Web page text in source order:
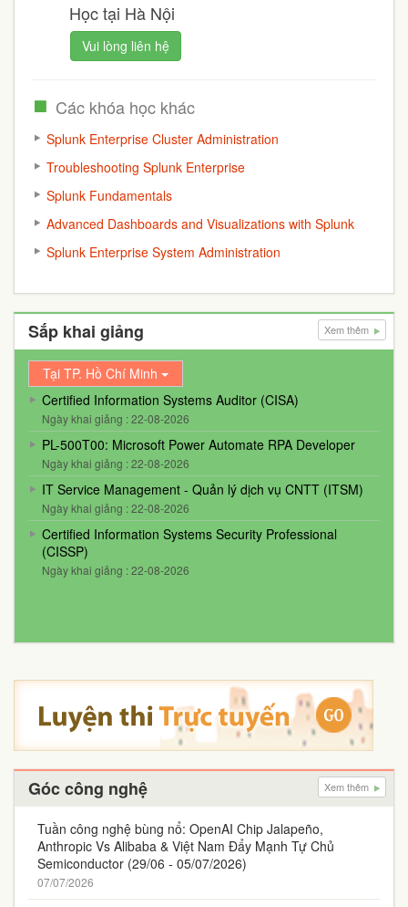
Học tại Hà Nội
Vui lòng liên hệ
Các khóa học khác
Splunk Enterprise Cluster Administration
Troubleshooting Splunk Enterprise
Splunk Fundamentals
Advanced Dashboards and Visualizations with Splunk
Splunk Enterprise System Administration
Sắp khai giảng Xem thêm
Tại TP. Hồ Chí Minh
Certified Information Systems Auditor (CISA)
Ngày khai giảng : 22-08-2026
PL-500T00: Microsoft Power Automate RPA Developer
Ngày khai giảng : 22-08-2026
IT Service Management - Quản lý dịch vụ CNTT (ITSM)
Ngày khai giảng : 22-08-2026
Certified Information Systems Security Professional
(CISSP)
Ngày khai giảng : 22-08-2026
Góc công nghệ Xem thêm
Tuần công nghệ bùng nổ: OpenAI Chip Jalapeño,
Anthropic Vs Alibaba & Việt Nam Đẩy Mạnh Tự Chủ
Semiconductor (29/06 - 05/07/2026)
07/07/2026